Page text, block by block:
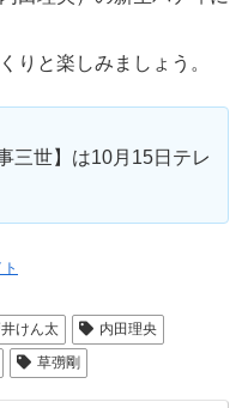
りと楽しみましょう。
三世】は10月15日テレ
けん太
内田理央
草彅剛